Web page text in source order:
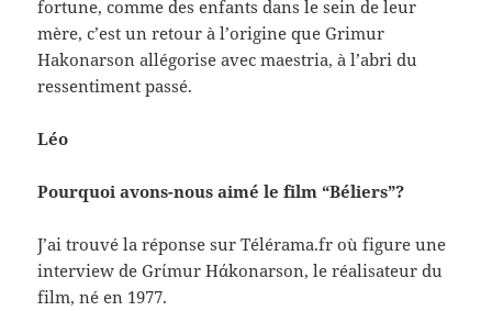
fortune, comme des enfants dans le sein de leur
mère, c’est un retour à l’origine que Grimur
Hakonarson allégorise avec maestria, à l’abri du
ressentiment passé.
Léo
Pourquoi avons-nous aimé le film “Béliers”?
J’ai trouvé la réponse sur Télérama.fr où figure une
interview de Grίmur Hάkonarson, le réalisateur du
film, né en 1977.